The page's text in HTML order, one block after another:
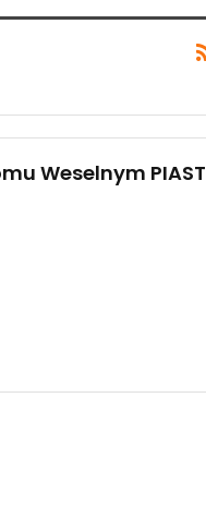
Weselnym PIAST